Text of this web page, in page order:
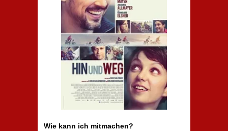
Wie kann ich mitmachen?